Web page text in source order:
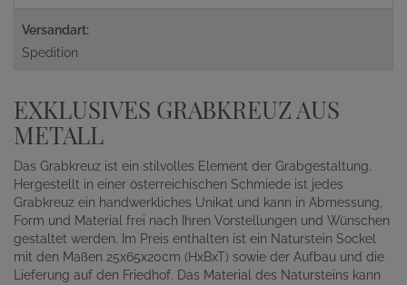
Versandart:
Spedition
EXKLUSIVES GRABKREUZ AUS
METALL
Das Grabkreuz ist ein stilvolles Element der Grabgestaltung.
Hergestellt in einer österreichischen Schmiede ist jedes
Grabkreuz ein handwerkliches Unikat und kann in Abmessung,
Form und Material frei nach Ihren Vorstellungen und Wünschen
gestaltet werden. Im Preis enthalten ist ein Naturstein Sockel
mit den Maßen 25x65x20cm (HxBxT) sowie der Aufbau und die
Lieferung auf den Friedhof. Das Material des Natursteins kann